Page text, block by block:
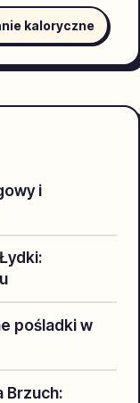
kaloryczne
i
pośladki w
Brzuch: